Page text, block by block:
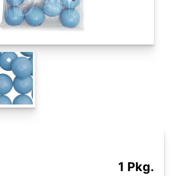
1 Pkg.